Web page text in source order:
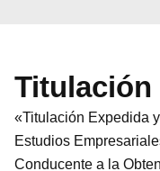
Titulación
«Titulación Expedida
Estudios
Conducente a la